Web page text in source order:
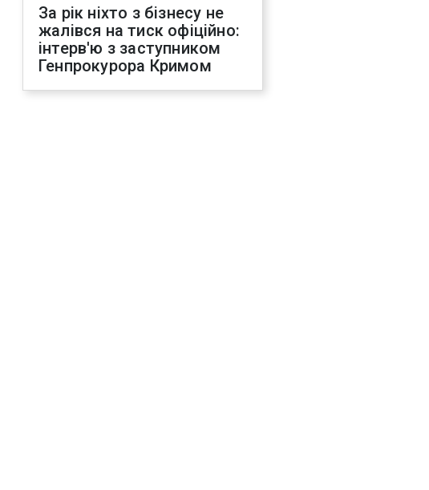
За рік ніхто з бізнесу не
жалівся на тиск офіційно:
інтерв'ю з заступником
Генпрокурора Кримом